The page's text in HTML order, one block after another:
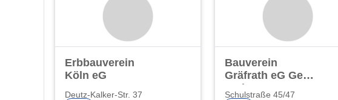
Erbbauverein
Köln eG
Deutz-Kalker-Str. 37
Bauverein
Gräfrath eG Gem.
Schulstraße 45/47